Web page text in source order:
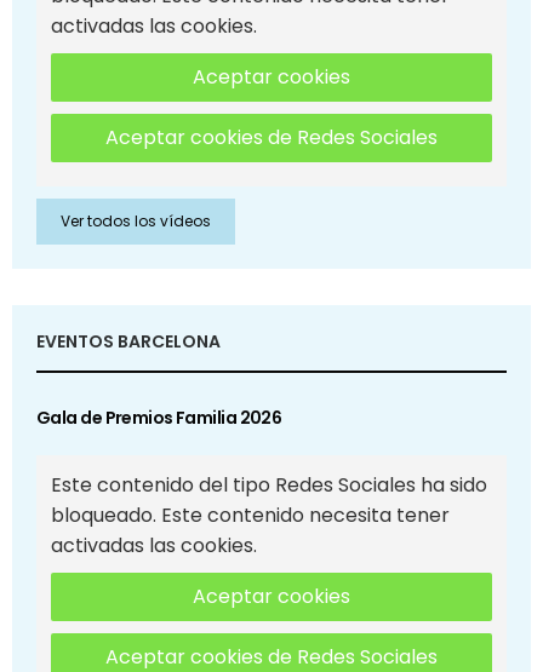
activadas las cookies.
Aceptar cookies
Aceptar cookies de Redes Sociales
Ver todos los vídeos
EVENTOS BARCELONA
Gala de Premios Familia 2026
Este contenido del tipo Redes Sociales ha sido
bloqueado. Este contenido necesita tener
activadas las cookies.
Aceptar cookies
Aceptar cookies de Redes Sociales